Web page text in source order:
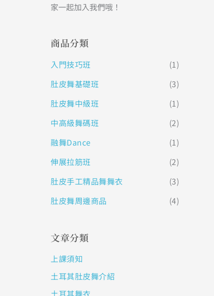
家一起加入我們哦！
商品分類
入門技巧班
(1)
肚皮舞基礎班
(3)
肚皮舞中級班
(1)
中高級舞碼班
(2)
融舞Dance
(1)
伸展拉筋班
(2)
肚皮手工精品舞舞衣
(3)
肚皮舞周邊商品
(4)
文章分類
上課須知
土耳其肚皮舞介紹
土耳其舞衣